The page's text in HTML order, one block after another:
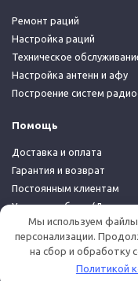
Ремонт раций
Настройка раций
Техническое
Настройка антенн и афу
Построение систем
Помощь
Доставка и оплата
Гарантия и возврат
Постоянным клиентам
Условия работы
Политика
© 2026 Дуплекс Шоп
Мы используем файлы
персонализации.
на сбор и обработку
Политикой